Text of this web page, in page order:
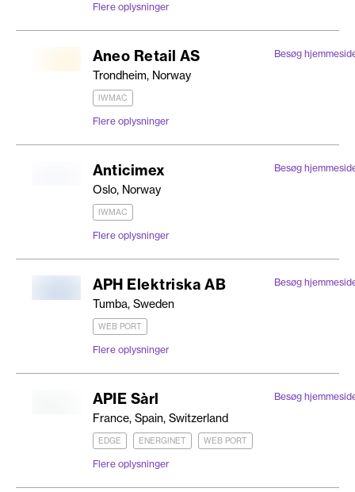
Flere oplysninger
Aneo Retail AS
Trondheim, Norway
IWMAC
Flere oplysninger
Besøg
Anticimex
Oslo, Norway
IWMAC
Flere oplysninger
Besøg
APH Elektriska AB
Tumba, Sweden
WEB PORT
Flere oplysninger
Besøg
APIE Sàrl
France, Spain, Switzerland
EDGE ENERGINET WEB PORT
Flere oplysninger
Besøg